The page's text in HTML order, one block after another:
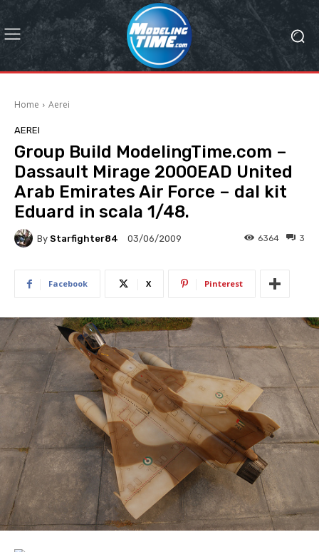
Home Aerei
AEREI
Group Build ModelingTime.com –
Dassault Mirage 2000EAD United
Arab Emirates Air Force – dal kit
Eduard in scala 1/48.
By Starfighter84 03/06/2009 3
6364
Facebook X Pinterest